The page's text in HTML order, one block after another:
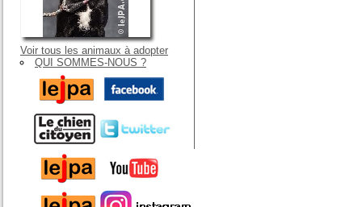
Voir tous les animaux à adopter
QUI SOMMES-NOUS ?